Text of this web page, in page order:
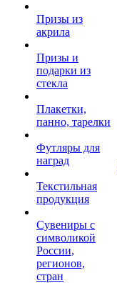
Призы из
акрила
Призы и
подарки из
стекла
Плакетки,
панно, тарелки
Футляры для
наград
Текстильная
продукция
Сувениры с
символикой
России,
регионов,
стран